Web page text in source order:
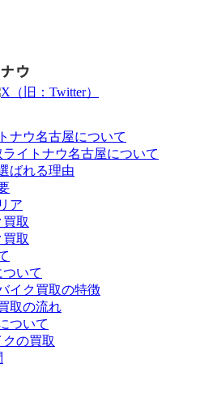
ナウ名古屋について
イトナウ名古屋について
ばれる理由
ア
取
取
いて
イク買取の特徴
取の流れ
ついて
クの買取